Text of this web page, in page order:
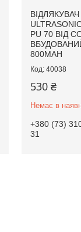
PU 70 ВІД
800MAH
40038
530 ₴
Немає в
+380 (73)
31